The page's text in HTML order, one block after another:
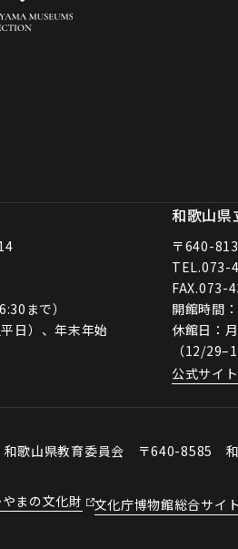
まで）
日）、年末年始
和歌山県
〒640-
TEL.073-
FAX.073-
開館時間
休館日：
（12/
公式サイト
和歌山県教育委員会 〒640-8585 和
まの文化財 文化庁博物館総合サイト